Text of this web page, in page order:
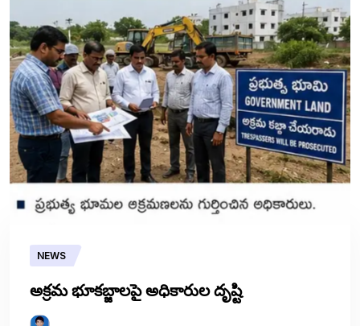
NEWS
అక్రమ భూకబ్జాలపై అధికారుల దృష్టి